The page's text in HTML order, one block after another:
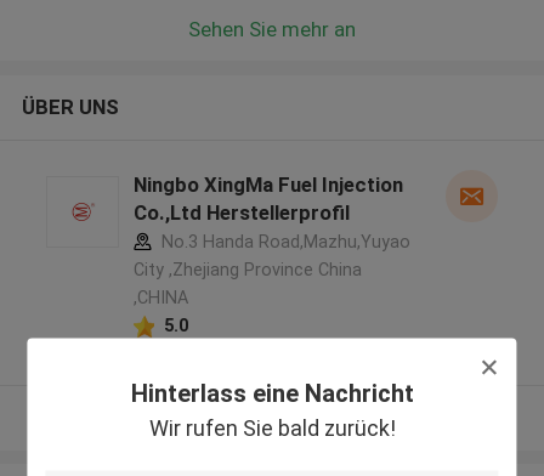
Hinterlass eine Nachricht
Wir rufen Sie bald zurück!
Sehen Sie mehr an
ÜBER UNS
Ningbo XingMa Fuel Injection
Co.,Ltd Herstellerprofil
No.3 Handa Road,Mazhu,Yuyao
City ,Zhejiang Province China
,CHINA
5.0
Sehen Sie mehr an